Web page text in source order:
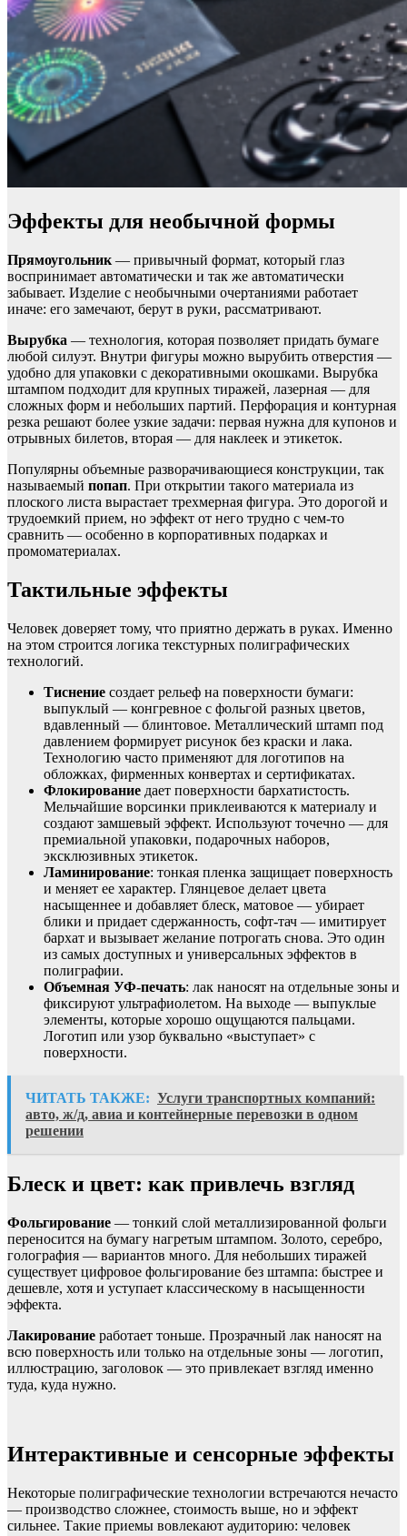
Эффекты для необычной формы
Прямоугольник — привычный формат, который глаз
воспринимает автоматически и так же автоматически
забывает. Изделие с необычными очертаниями работает
иначе: его замечают, берут в руки, рассматривают.
Вырубка — технология, которая позволяет придать бумаге
любой силуэт. Внутри фигуры можно вырубить отверстия —
удобно для упаковки с декоративными окошками. Вырубка
штампом подходит для крупных тиражей, лазерная — для
сложных форм и небольших партий. Перфорация и контурная
резка решают более узкие задачи: первая нужна для купонов и
отрывных билетов, вторая — для наклеек и этикеток.
Популярны объемные разворачивающиеся конструкции, так
называемый попап. При открытии такого материала из
плоского листа вырастает трехмерная фигура. Это дорогой и
трудоемкий прием, но эффект от него трудно с чем-то
сравнить — особенно в корпоративных подарках и
промоматериалах.
Тактильные эффекты
Человек доверяет тому, что приятно держать в руках. Именно
на этом строится логика текстурных полиграфических
технологий.
Тиснение создает рельеф на поверхности бумаги:
выпуклый — конгревное с фольгой разных цветов,
вдавленный — блинтовое. Металлический штамп под
давлением формирует рисунок без краски и лака.
Технологию часто применяют для логотипов на
обложках, фирменных конвертах и сертификатах.
Флокирование дает поверхности бархатистость.
Мельчайшие ворсинки приклеиваются к материалу и
создают замшевый эффект. Используют точечно — для
премиальной упаковки, подарочных наборов,
эксклюзивных этикеток.
Ламинирование: тонкая пленка защищает поверхность
и меняет ее характер. Глянцевое делает цвета
насыщеннее и добавляет блеск, матовое — убирает
блики и придает сдержанность, софт-тач — имитирует
бархат и вызывает желание потрогать снова. Это один
из самых доступных и универсальных эффектов в
полиграфии.
Объемная УФ-печать: лак наносят на отдельные зоны и
фиксируют ультрафиолетом. На выходе — выпуклые
элементы, которые хорошо ощущаются пальцами.
Логотип или узор буквально «выступает» с
поверхности.
ЧИТАТЬ ТАКЖЕ: Услуги транспортных компаний:
авто, ж/д, авиа и контейнерные перевозки в одном
решении
Блеск и цвет: как привлечь взгляд
Фольгирование — тонкий слой металлизированной фольги
переносится на бумагу нагретым штампом. Золото, серебро,
голография — вариантов много. Для небольших тиражей
существует цифровое фольгирование без штампа: быстрее и
дешевле, хотя и уступает классическому в насыщенности
эффекта.
Лакирование работает тоньше. Прозрачный лак наносят на
всю поверхность или только на отдельные зоны — логотип,
иллюстрацию, заголовок — это привлекает взгляд именно
туда, куда нужно.
Интерактивные и сенсорные эффекты
Некоторые полиграфические технологии встречаются нечасто
— производство сложнее, стоимость выше, но и эффект
сильнее. Такие приемы вовлекают аудиторию: человек